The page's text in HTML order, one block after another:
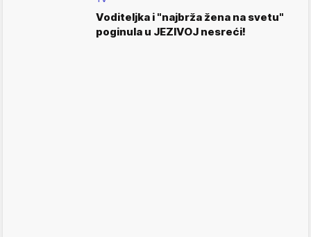
Voditeljka i "najbrža žena na svetu"
poginula u JEZIVOJ nesreći!